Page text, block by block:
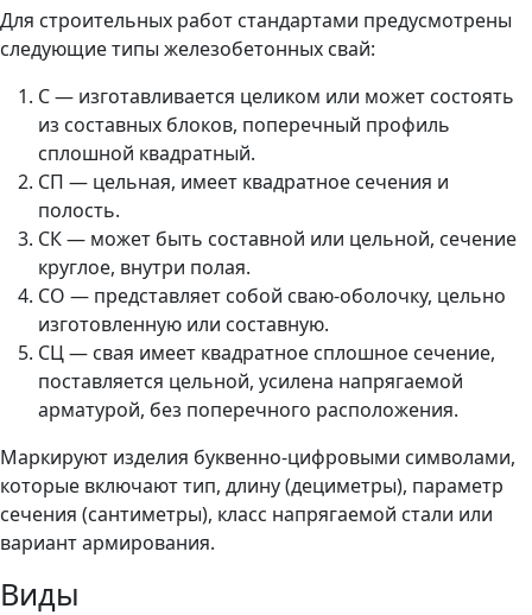
Для строительных работ стандартами предусмотрены
следующие типы железобетонных свай:
С — изготавливается целиком или может состоять
из составных блоков, поперечный профиль
сплошной квадратный.
СП — цельная, имеет квадратное сечения и
полость.
СК — может быть составной или цельной, сечение
круглое, внутри полая.
СО — представляет собой сваю-оболочку, цельно
изготовленную или составную.
СЦ — свая имеет квадратное сплошное сечение,
поставляется цельной, усилена напрягаемой
арматурой, без поперечного расположения.
Маркируют изделия буквенно-цифровыми символами,
которые включают тип, длину (дециметры), параметр
сечения (сантиметры), класс напрягаемой стали или
вариант армирования.
Виды